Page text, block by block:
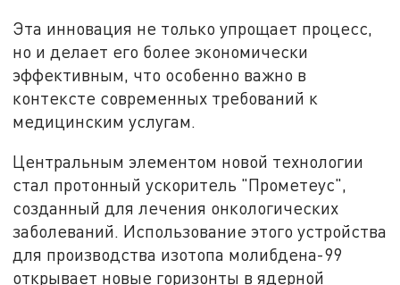
Эта инновация не только упрощает процесс,
но и делает его более экономически
эффективным, что особенно важно в
контексте современных требований к
медицинским услугам.
Центральным элементом новой технологии
стал протонный ускоритель "Прометеус",
созданный для лечения онкологических
заболеваний. Использование этого устройства
для производства изотопа молибдена-99
открывает новые горизонты в ядерной